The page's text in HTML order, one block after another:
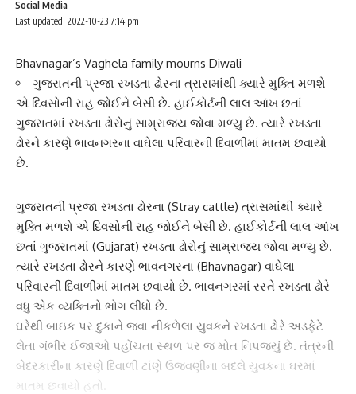
Last updated: 2022-10-23 7:14 pm
Social Media
Bhavnagar’s Vaghela family mourns Diwali
ગુજરાતની પ્રજા રખડતા ઢોરના ત્રાસમાંથી ક્યારે મુક્તિ મળશે
એ દિવસોની રાહ જોઈને બેસી છે. હાઈકોર્ટની લાલ આંખ છતાં
ગુજરાતમાં રખડતા ઢોરોનું સામ્રાજ્ય જોવા મળ્યુ છે. ત્યારે રખડતા
ઢોરને કારણે ભાવનગરના વાઘેલા પરિવારની દિવાળીમાં માતમ છવાયો
છે.
ગુજરાતની પ્રજા રખડતા ઢોરના (Stray cattle) ત્રાસમાંથી ક્યારે
મુક્તિ મળશે એ દિવસોની રાહ જોઈને બેસી છે. હાઈકોર્ટની લાલ આંખ
છતાં ગુજરાતમાં (Gujarat) રખડતા ઢોરોનું સામ્રાજ્ય જોવા મળ્યુ છે.
ત્યારે રખડતા ઢોરને કારણે ભાવનગરના (Bhavnagar) વાઘેલા
પરિવારની દિવાળીમાં માતમ છવાયો છે. ભાવનગરમાં રસ્તે રખડતા ઢોરે
વધુ એક વ્યક્તિનો ભોગ લીધો છે.
ઘરેથી બાઇક પર દુકાને જવા નીકળેલા યુવકને રખડતા ઢોરે અડફેટે
લેતા ગંભીર ઈજાઓ પહોંચતા સ્થળ પર જ મોત નિપજ્યું છે. તંત્રની
બેદરકારીના કારણે દિવાળી ટાંણે ઉજવણીના બદલે યુવકના ઘરમાં
માતમ છવાયો હતો.